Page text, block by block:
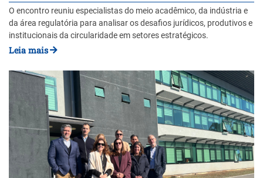
O encontro reuniu especialistas do meio acadêmico, da indústria e
da área regulatória para analisar os desafios jurídicos, produtivos e
institucionais da circularidade em setores estratégicos.
Leia mais